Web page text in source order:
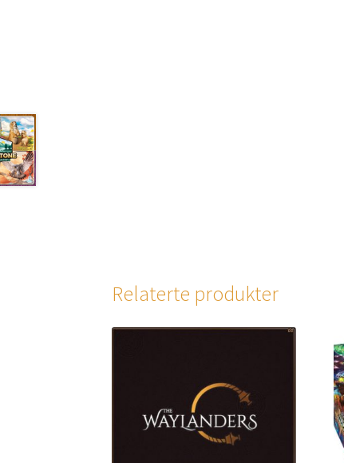
Relaterte produkter